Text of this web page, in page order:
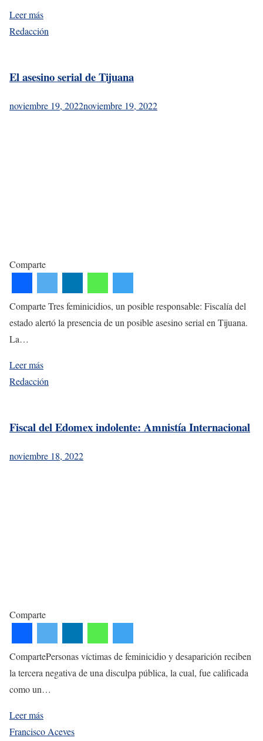
Leer más
Redacción
El asesino serial de Tijuana
noviembre 19, 2022noviembre 19, 2022
Comparte
Comparte Tres feminicidios, un posible responsable: Fiscalía del
estado alertó la presencia de un posible asesino serial en Tijuana.
La…
Leer más
Redacción
Fiscal del Edomex indolente: Amnistía Internacional
noviembre 18, 2022
Comparte
CompartePersonas víctimas de feminicidio y desaparición reciben
la tercera negativa de una disculpa pública, la cual, fue calificada
como un…
Leer más
Francisco Aceves